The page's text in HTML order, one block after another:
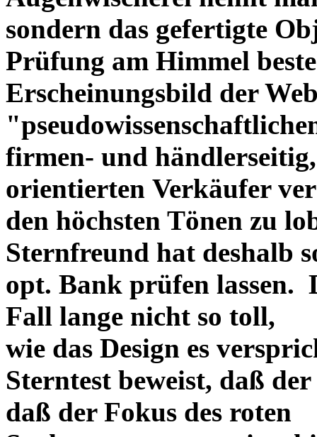
sondern das gefertigte
Prüfung am Himmel
Erscheinungsbild der
firmen- und
orientierten Verkäufer
den höchsten Tönen zu
Sternfreund hat deshalb
opt. Bank prüfen lassen.
Fall lange nicht so toll,
wie das Design es
Sterntest beweist, daß
daß der Fokus des roten